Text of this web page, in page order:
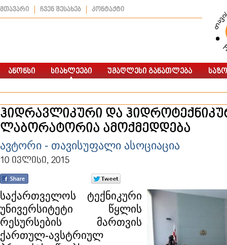
მთავარი ჩვენ შესახებ კონტაქტი
ჰიდრავლიკური და
ლაბორატორია ამოქმედდება
ავტორი - თავისუფალი ასოციაცია
10 ივლისი, 2015
საქართველოს ტექნიკური
უნივერსიტეტი წყლის
რესურსების მართვის
ქართულ-ავსტრიულ